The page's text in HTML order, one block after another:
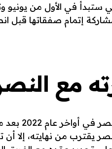
ستبدأ في الأول من
إتمام صفقاتها قبل
مع
انضم كريستيانو
يقترب من نهايته، إلا أن